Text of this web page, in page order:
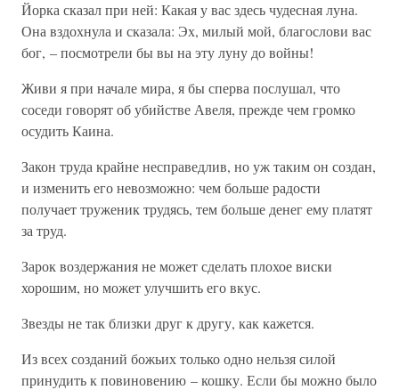
Йорка сказал при ней: Какая у вас здесь чудесная луна.
Она вздохнула и сказала: Эх, милый мой, благослови вас
бог, – посмотрели бы вы на эту луну до войны!
Живи я при начале мира, я бы сперва послушал, что
соседи говорят об убийстве Авеля, прежде чем громко
осудить Каина.
Закон труда крайне несправедлив, но уж таким он создан,
и изменить его невозможно: чем больше радости
получает труженик трудясь, тем больше денег ему платят
за труд.
Зарок воздержания не может сделать плохое виски
хорошим, но может улучшить его вкус.
Звезды не так близки друг к другу, как кажется.
Из всех созданий божьих только одно нельзя силой
принудить к повиновению – кошку. Если бы можно было